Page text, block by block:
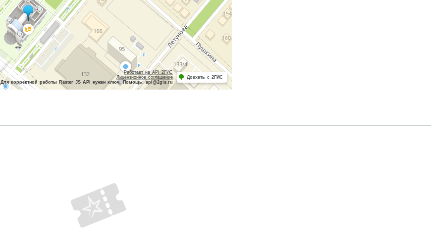
Работает на API 2ГИС
Лицензионное соглашение
Для корректной работы Raster JS API нужен ключ. Помощь: api@2gis.ru
Доехать с 2ГИС